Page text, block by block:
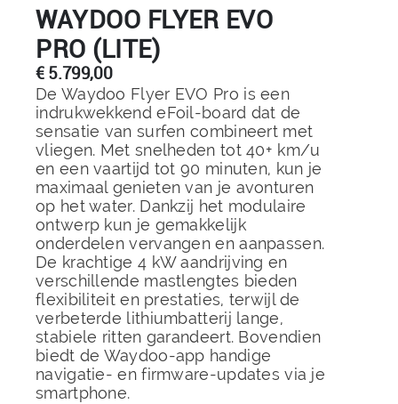
WAYDOO FLYER EVO
PRO (LITE)
€5.799,00
De Waydoo Flyer EVO Pro is een
indrukwekkend eFoil-board dat de
sensatie van surfen combineert met
vliegen. Met snelheden tot 40+ km/u
en een vaartijd tot 90 minuten, kun je
maximaal genieten van je avonturen
op het water. Dankzij het modulaire
ontwerp kun je gemakkelijk
onderdelen vervangen en aanpassen.
De krachtige 4 kW aandrijving en
verschillende mastlengtes bieden
flexibiliteit en prestaties, terwijl de
verbeterde lithiumbatterij lange,
stabiele ritten garandeert. Bovendien
biedt de Waydoo-app handige
navigatie- en firmware-updates via je
smartphone.